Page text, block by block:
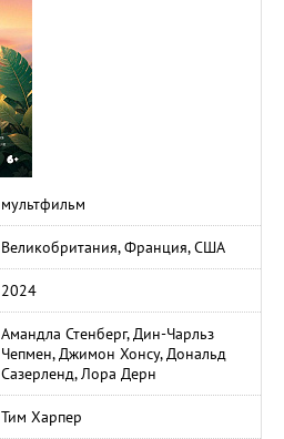
мультфильм
Великобритания, Франция, США
2024
Амандла Стенберг, Дин-Чарльз
Чепмен, Джимон Хонсу, Дональд
Сазерленд, Лора Дерн
Тим Харпер